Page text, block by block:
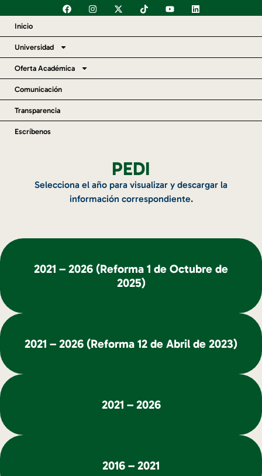
Inicio
Universidad
Oferta Académica
Comunicación
Transparencia
Escríbenos
PEDI
Selecciona el año para visualizar y descargar la
información correspondiente.
2021 – 2026 (Reforma 1 de Octubre de
2025)
2021 – 2026 (Reforma 12 de Abril de 2023)
2021 – 2026
2016 – 2021